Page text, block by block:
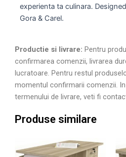
experienta ta culinara.
Gora & Carel.
Productie si livrare: Pentru
confirmarea comenzii, livrarea
lucratoare. Pentru restul
momentul confirmarii comenzii.
termenului de livrare, veti fi
Produse similare